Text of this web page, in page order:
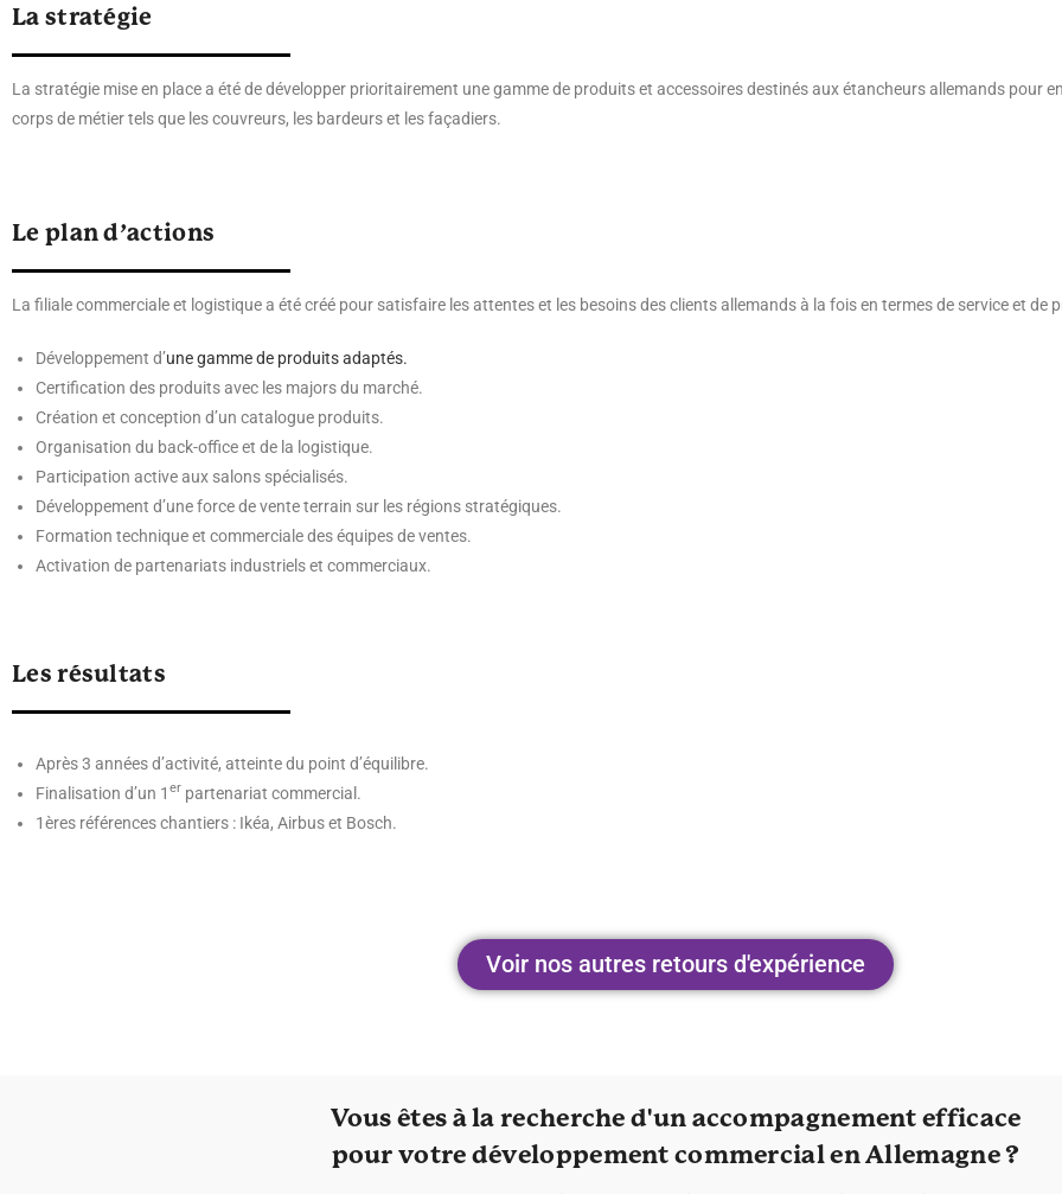
La stratégie
La stratégie mise en place a été de développer prioritairement une gamme de produits et accessoires destinés aux étancheurs allemands pour
corps de métier tels que les couvreurs, les bardeurs et les façadiers.
Le plan d’actions
La filiale commerciale et logistique a été créé pour satisfaire les attentes et les besoins des clients allemands à la fois en termes de service et de
Développement d’une gamme de produits adaptés.
Certification des produits avec les majors du marché.
Création et conception d’un catalogue produits.
Organisation du back-office et de la logistique.
Participation active aux salons spécialisés.
Développement d’une force de vente terrain sur les régions stratégiques.
Formation technique et commerciale des équipes de ventes.
Activation de partenariats industriels et commerciaux.
Les résultats
Après 3 années d’activité, atteinte du point d’équilibre.
Finalisation d’un 1 er partenariat commercial.
1ères références chantiers : Ikéa, Airbus et Bosch.
Voir nos autres retours d'expérience
Vous êtes à la recherche d'un accompagnement efficace
pour votre développement commercial en Allemagne ?